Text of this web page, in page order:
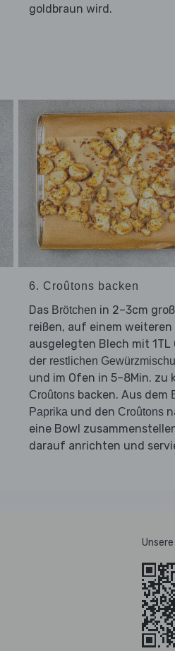
goldbraun wird.
6. Croûtons backen
Das Brötchen in 2–3cm
reißen, auf einem
ausgelegten Blech mit 1TL
der restlichen
und im Ofen in 5–8Min. zu
Croûtons backen. Aus dem
Paprika und den Croûtons
eine Bowl
darauf anrichten und